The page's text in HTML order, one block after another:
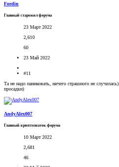
Fordin
Главный старожил форума
23 Март 2022
2,610
60
23 Май 2022
#11
Та не надо паниковать, ничего страшного не
просадки)
AndyAlex007
Главный криптознаток форума
10 Март 2022
2,681
46